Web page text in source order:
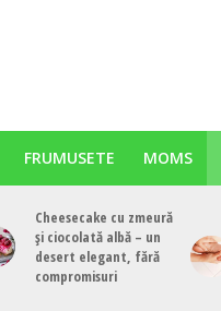
FRUMUSETE MOMS
Cheesecake cu zmeură
și ciocolată albă – un
desert elegant, fără
compromisuri